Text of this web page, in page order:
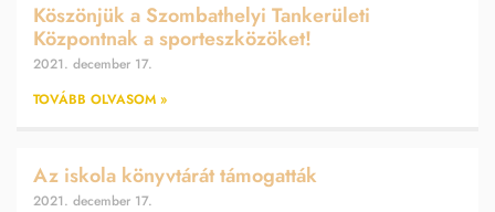
Köszönjük a Szombathelyi Tankerületi
Központnak a sporteszközöket!
2021. december 17.
TOVÁBB OLVASOM »
Az iskola könyvtárát támogatták
2021. december 17.